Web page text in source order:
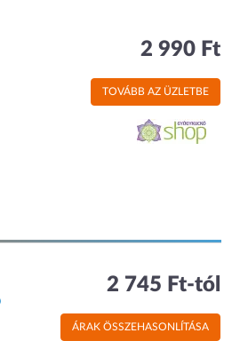
2 990 Ft
TOVÁBB AZ ÜZLETBE
2 745 Ft-tól
ÁRAK ÖSSZEHASONLÍTÁSA